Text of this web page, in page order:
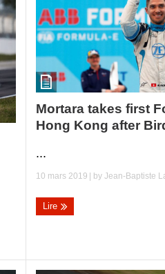
Mortara takes first
Hong Kong after
...
10 mars 2019 | byJean-Baptiste
Lire